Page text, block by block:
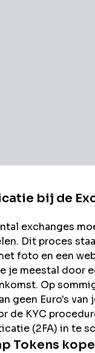
bij de
exchanges
Dit proces
foto en een
je meestal door
Op
geen Euro's
de KYC
(2FA) in te
Tokens